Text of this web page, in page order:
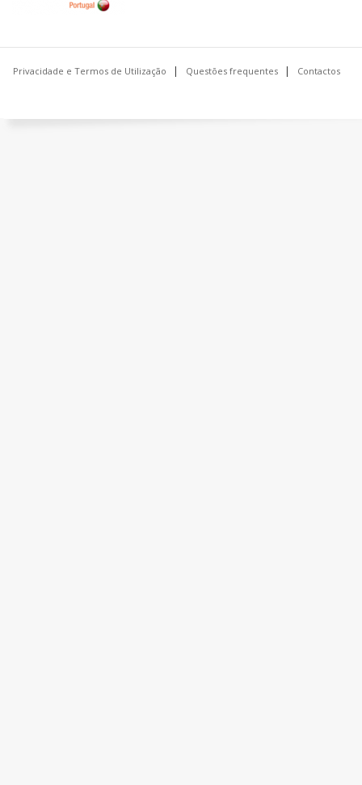
Privacidade e Termos de Utilização Questões frequentes Contactos